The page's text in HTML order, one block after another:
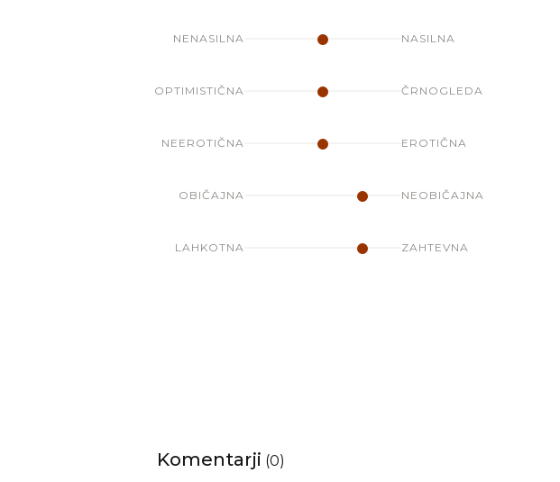
NENASILNA NASILNA
OPTIMISTIČNA ČRNOGLEDA
NEEROTIČNA EROTIČNA
OBIČAJNA NEOBIČAJNA
LAHKOTNA ZAHTEVNA
Komentarji (0)